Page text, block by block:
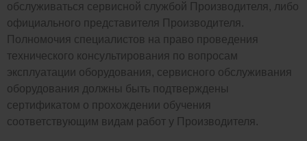
обслуживаться сервисной службой Производителя, либо
официального представителя Производителя.
Полномочия специалистов на право проведения
технического консультирования по вопросам
эксплуатации оборудования, сервисного обслуживания
оборудования должны быть подтверждены
сертификатом о прохождении обучения
соответствующим видам работ у Производителя.